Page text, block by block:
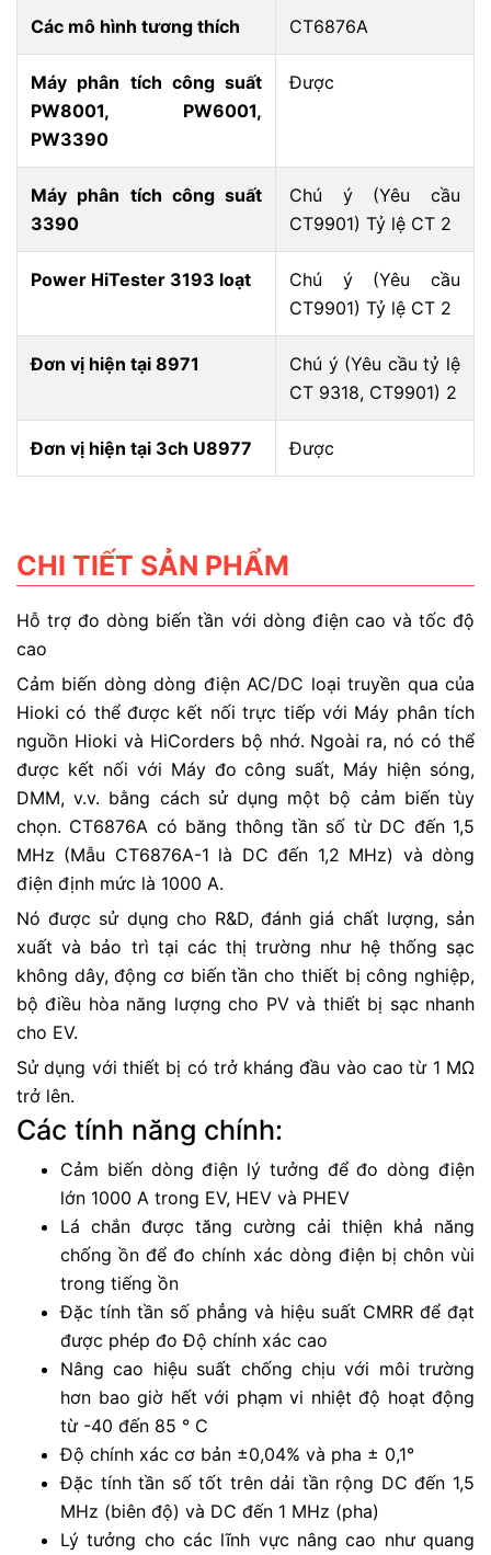
Các mô hình tương thích CT6876A
Máy phân tích công suất
PW8001, PW6001,
PW3390
Được
Máy phân tích công suất
3390
Chú ý (Yêu cầu
CT9901) Tỷ lệ CT 2
Power HiTester 3193 loạt
Chú ý (Yêu cầu
CT9901) Tỷ lệ CT 2
Đơn vị hiện tại 8971
Chú ý (Yêu cầu tỷ lệ
CT 9318, CT9901) 2
Đơn vị hiện tại 3ch U8977 Được
CHI TIẾT SẢN PHẨM
Hỗ trợ đo dòng biến tần với dòng điện cao và tốc độ
cao
Cảm biến dòng dòng điện AC/DC loại truyền qua của
Hioki có thể được kết nối trực tiếp với Máy phân tích
nguồn Hioki và HiCorders bộ nhớ. Ngoài ra, nó có thể
được kết nối với Máy đo công suất, Máy hiện sóng,
DMM, v.v. bằng cách sử dụng một bộ cảm biến tùy
chọn. CT6876A có băng thông tần số từ DC đến 1,5
MHz (Mẫu CT6876A-1 là DC đến 1,2 MHz) và dòng
điện định mức là 1000 A.
Nó được sử dụng cho R&D, đánh giá chất lượng, sản
xuất và bảo trì tại các thị trường như hệ thống sạc
không dây, động cơ biến tần cho thiết bị công nghiệp,
bộ điều hòa năng lượng cho PV và thiết bị sạc nhanh
cho EV.
Sử dụng với thiết bị có trở kháng đầu vào cao từ 1 MΩ
trở lên.
Các tính năng chính:
Cảm biến dòng điện lý tưởng để đo dòng điện
lớn 1000 A trong EV, HEV và PHEV
Lá chắn được tăng cường cải thiện khả năng
chống ồn để đo chính xác dòng điện bị chôn vùi
trong tiếng ồn
Đặc tính tần số phẳng và hiệu suất CMRR để đạt
được phép đo Độ chính xác cao
Nâng cao hiệu suất chống chịu với môi trường
hơn bao giờ hết với phạm vi nhiệt độ hoạt động
từ -40 đến 85 ° C
Độ chính xác cơ bản ±0,04% và pha ± 0,1°
Đặc tính tần số tốt trên dải tần rộng DC đến 1,5
MHz (biên độ) và DC đến 1 MHz (pha)
Lý tưởng cho các lĩnh vực nâng cao như quang